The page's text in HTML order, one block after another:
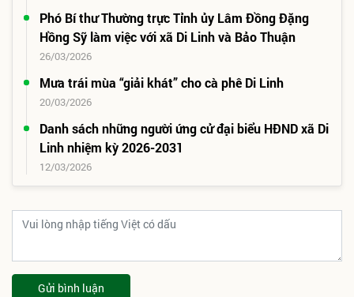
Phó Bí thư Thường trực Tỉnh ủy Lâm Đồng Đặng
Hồng Sỹ làm việc với xã Di Linh và Bảo Thuận
26/03/2026
Mưa trái mùa “giải khát” cho cà phê Di Linh
20/03/2026
Danh sách những người ứng cử đại biểu HĐND xã Di
Linh nhiệm kỳ 2026-2031
12/03/2026
Gửi bình luận